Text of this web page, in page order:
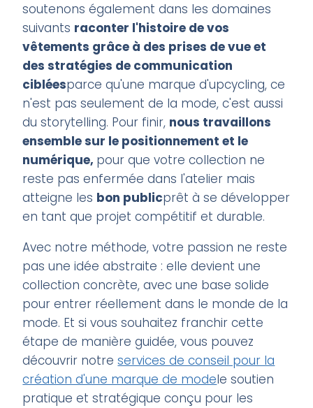
soutenons également dans les domaines
suivants raconter l'histoire de vos
vêtements grâce à des prises de vue et
des stratégies de communication
cibléesparce qu'une marque d'upcycling, ce
n'est pas seulement de la mode, c'est aussi
du storytelling. Pour finir, nous travaillons
ensemble sur le positionnement et le
numérique, pour que votre collection ne
reste pas enfermée dans l'atelier mais
atteigne les bon publicprêt à se développer
en tant que projet compétitif et durable.
Avec notre méthode, votre passion ne reste
pas une idée abstraite : elle devient une
collection concrète, avec une base solide
pour entrer réellement dans le monde de la
mode. Et si vous souhaitez franchir cette
étape de manière guidée, vous pouvez
découvrir notreservices de conseil pour la
création d'une marque de modele soutien
pratique et stratégique conçu pour les